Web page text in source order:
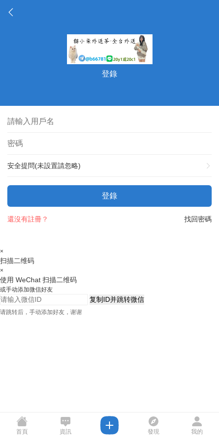
登錄
安全提問(未設置請忽略)
登錄
找回密碼
還沒有註冊？
×
扫描二维码
×
使用 WeChat 扫描二维码
或手动添加微信好友
复制ID并跳转微信
请跳转后，手动添加好友，谢谢
首頁 資訊 發現 我的